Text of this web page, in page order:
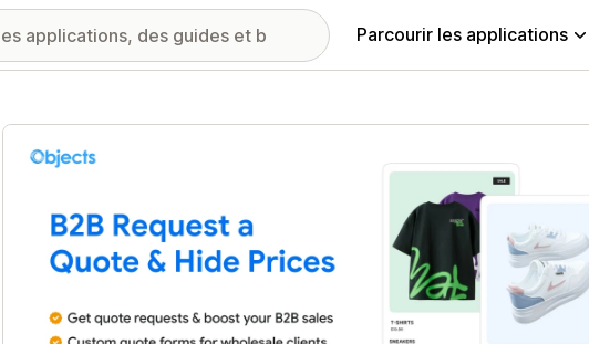
Parcourir les applications
Galerie d’images vedette